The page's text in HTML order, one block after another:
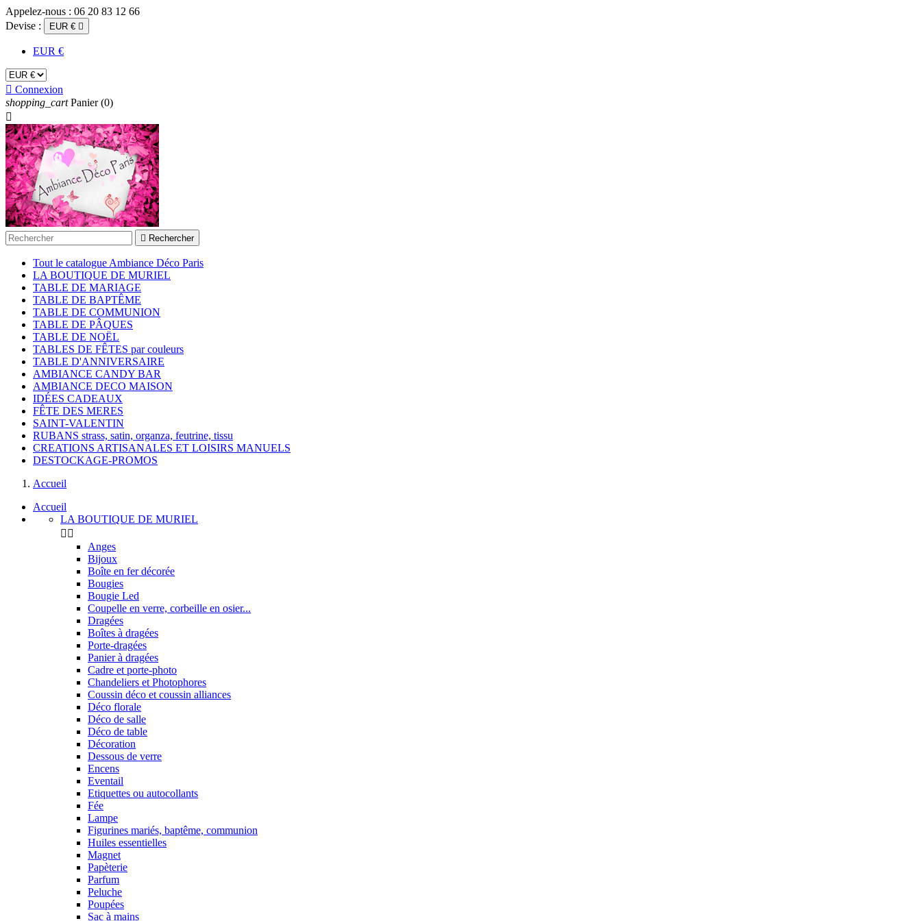
Appelez-nous : 06 20 83 12 66
Devise :
EUR € 
EUR €
 Connexion
shopping_cart Panier (0)

 Rechercher
Tout le catalogue Ambiance Déco Paris
LA BOUTIQUE DE MURIEL
TABLE DE MARIAGE
TABLE DE BAPTÊME
TABLE DE COMMUNION
TABLE DE PÂQUES
TABLE DE NOËL
TABLES DE FÊTES par couleurs
TABLE D'ANNIVERSAIRE
AMBIANCE CANDY BAR
AMBIANCE DECO MAISON
IDÉES CADEAUX
FÊTE DES MERES
SAINT-VALENTIN
RUBANS strass, satin, organza, feutrine, tissu
CREATIONS ARTISANALES ET LOISIRS MANUELS
DESTOCKAGE-PROMOS
Accueil
Accueil
LA BOUTIQUE DE MURIEL
 
Anges
Bijoux
Boîte en fer décorée
Bougies
Bougie Led
Coupelle en verre, corbeille en osier...
Dragées
Boîtes à dragées
Porte-dragées
Panier à dragées
Cadre et porte-photo
Chandeliers et Photophores
Coussin déco et coussin alliances
Déco florale
Déco de salle
Déco de table
Décoration
Dessous de verre
Encens
Eventail
Etiquettes ou autocollants
Fée
Lampe
Figurines mariés, baptême, communion
Huiles essentielles
Magnet
Papèterie
Parfum
Peluche
Poupées
Sac à mains